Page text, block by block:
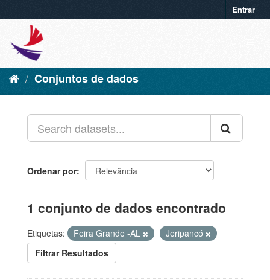
Entrar
Conjuntos de dados
Ordenar por
1 conjunto de dados encontrado
Etiquetas: Feira Grande -AL
Jeripancó
Filtrar Resultados